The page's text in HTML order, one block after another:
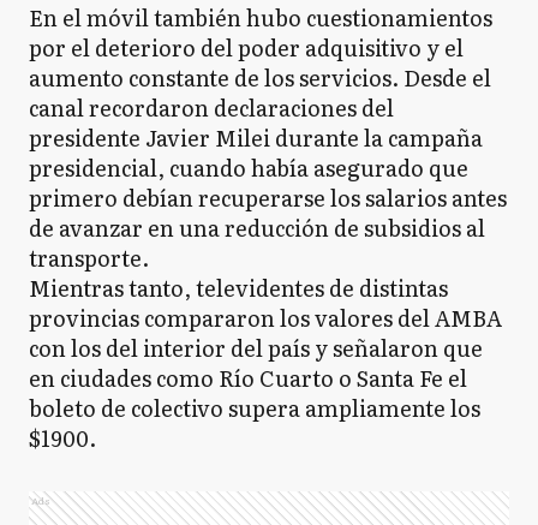
En el móvil también hubo cuestionamientos
por el deterioro del poder adquisitivo y el
aumento constante de los servicios. Desde el
canal recordaron declaraciones del
presidente Javier Milei durante la campaña
presidencial, cuando había asegurado que
primero debían recuperarse los salarios antes
de avanzar en una reducción de subsidios al
transporte.
Mientras tanto, televidentes de distintas
provincias compararon los valores del AMBA
con los del interior del país y señalaron que
en ciudades como Río Cuarto o Santa Fe el
boleto de colectivo supera ampliamente los
$1900.
Ads